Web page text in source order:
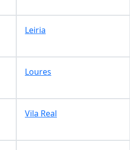
Leiria
Loures
Vila Real